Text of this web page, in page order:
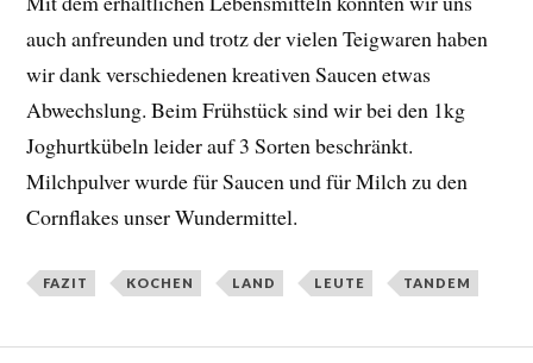
auch anfreunden und trotz der vielen Teigwaren haben
wir dank verschiedenen kreativen Saucen etwas
Abwechslung. Beim Frühstück sind wir bei den 1kg
Joghurtkübeln leider auf 3 Sorten beschränkt.
Milchpulver wurde für Saucen und für Milch zu den
Cornflakes unser Wundermittel.
FAZIT KOCHEN LAND LEUTE TANDEM